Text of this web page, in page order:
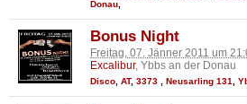
Donau
Bonus Night
Freitag, 07. Jänner 2011 um
Excalibur, Ybbs an der Donau
Disco, AT, 3373 , Neusarling 131,